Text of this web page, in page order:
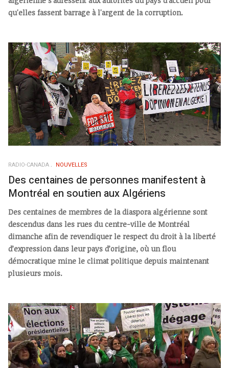
qu'elles fassent barrage à l'argent de la corruption.
RADIO-CANADA NOUVELLES
Des centaines de personnes manifestent à
Montréal en soutien aux Algériens
Des centaines de membres de la diaspora algérienne sont
descendus dans les rues du centre-ville de Montréal
dimanche afin de revendiquer le respect du droit à la liberté
d’expression dans leur pays d’origine, où un flou
démocratique mine le climat politique depuis maintenant
plusieurs mois.